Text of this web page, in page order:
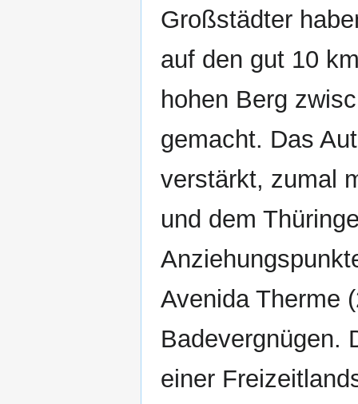
Großstädter
auf den gut 10
hohen Berg
gemacht. Das
verstärkt, zumal
und dem
Avenida Therme
Badevergnügen.
einer